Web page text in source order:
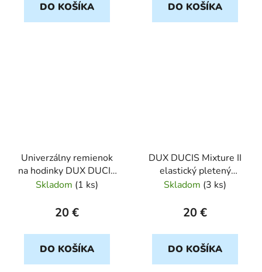
DO KOŠÍKA DO KOŠÍKA
Univerzálny remienok
na hodinky DUX DUCIS
Mixture II Apple Watch
Skladom (1 ks)
20 €
DO KOŠÍKA
DUX DUCIS Mixture II
elastický pletený
remienok pre Apple
čierny
Skladom (3 ks)
20 €
DO KOŠÍKA